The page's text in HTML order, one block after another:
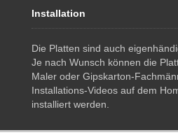
Installation
Die Platten sind auch
Je nach Wunsch können die
Maler oder Gipskarton-
Installations-Videos auf dem
installiert werden.